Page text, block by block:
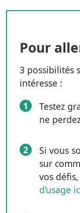
Pour
3 possibilités
intéresse :
1
Testez
ne
2
Si vous
sur
vos
d’usage